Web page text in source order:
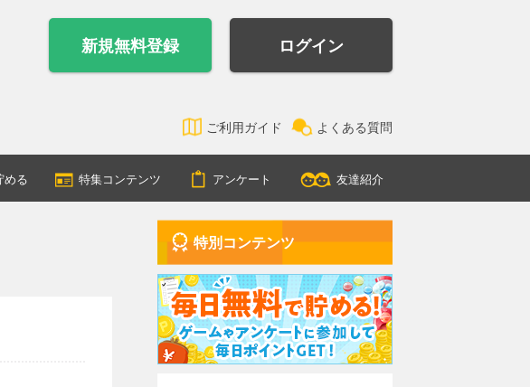
新規無料登録 ログイン
ご利用ガイド よくある質問
める 特集コンテンツ アンケート 友達紹介
特別コンテンツ